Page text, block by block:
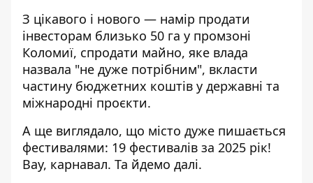
З цікавого і нового — намір продати
інвесторам близько 50 га у промзоні
Коломиї, спродати майно, яке влада
назвала "не дуже потрібним", вкласти
частину бюджетних коштів у державні та
міжнародні проєкти.
А ще виглядало, що місто дуже пишається
фестивалями: 19 фестивалів за 2025 рік!
Вау, карнавал. Та йдемо далі.